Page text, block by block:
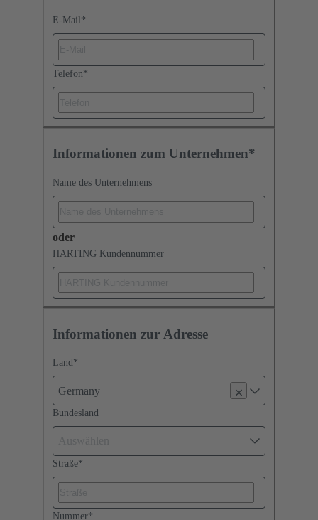
E-Mail *
Telefon*
Informationen zum Unternehmen*
Name des Unternehmens
oder
HARTING Kundennummer
Informationen zur Adresse
Land *
Germany
Bundesland
Straße*
Nummer*